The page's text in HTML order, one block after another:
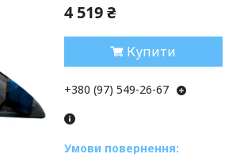
4 519 ₴
Купити
+380 (97) 549-26-67